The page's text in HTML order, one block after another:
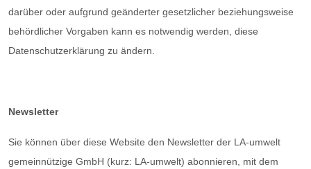
darüber oder aufgrund geänderter gesetzlicher beziehungsweise
behördlicher Vorgaben kann es notwendig werden, diese
Datenschutzerklärung zu ändern.
Newsletter
Sie können über diese Website den Newsletter der LA-umwelt
gemeinnützige GmbH (kurz: LA-umwelt) abonnieren, mit dem